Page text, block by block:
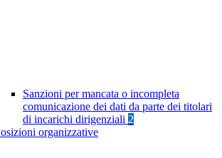
Sanzioni per mancata o incompleta
comunicazione dei dati da parte dei titolari
di incarichi dirigenziali 2
organizzative